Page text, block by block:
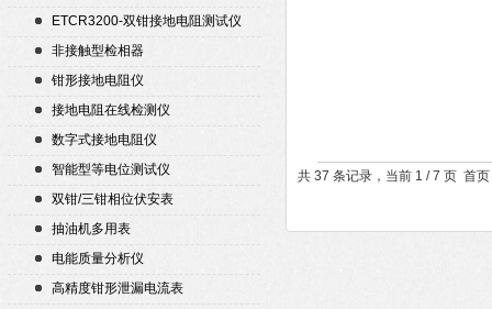
平表/电平振荡器
ETCR3200-双钳接地电阻测试仪
非接触型检相器
钳形接地电阻仪
接地电阻在线检测仪
数字式接地电阻仪
智能型等电位测试仪
双钳/三钳相位伏安表
抽油机多用表
电能质量分析仪
高精度钳形泄漏电流表
共 37 条记录，当前 1 / 7 页 首